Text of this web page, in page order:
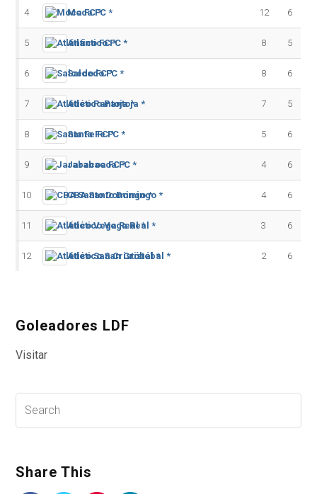
4 Moca FC * 12 6
5 Atlántico FC * 8 5
6 Salcedo FC * 8 6
7 Atlético Pantoja * 7 5
8 Santa Fe FC * 5 6
9 Jarabacoa FC * 4 6
10 CBA Santo Domingo * 4 6
11 Atlético Vega Real * 3 6
12 Atlético San Cristóbal * 2 6
Goleadores LDF
Visitar
Share This